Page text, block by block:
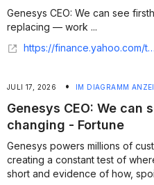
Genesys CEO: We can see
replacing — work ...
https://finance.yahoo.com/technology/ai/articles/genesys-ceo-see-firsthand-ai-123000799.html
JULI 17, 2026 • IM DIAGRAMM
Genesys CEO: We can
changing - Fortune
Genesys powers millions of
creating a constant test of
short and evidence of how,